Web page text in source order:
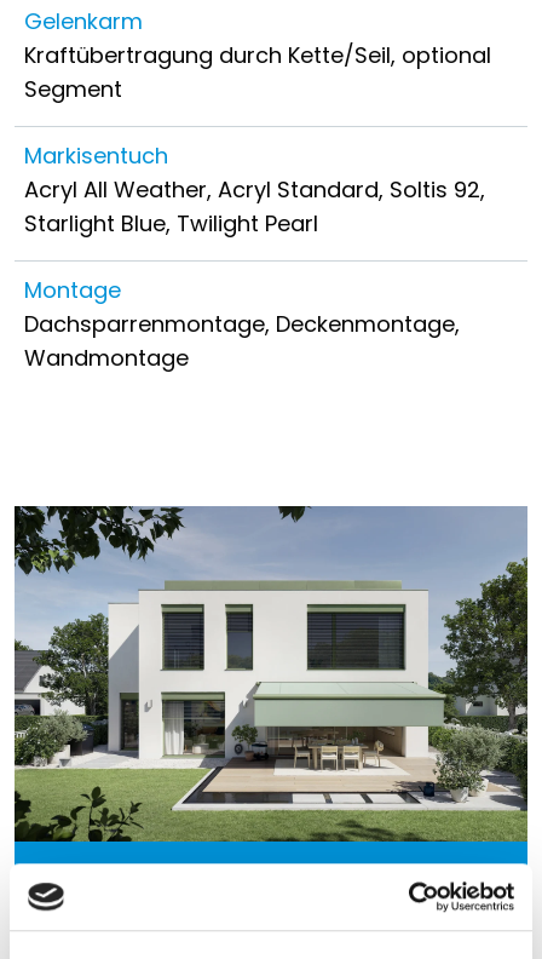
Gelenkarm
Kraftübertragung durch Kette/Seil, optional
Segment
Markisentuch
Acryl All Weather, Acryl Standard, Soltis 92,
Starlight Blue, Twilight Pearl
Montage
Dachsparrenmontage, Deckenmontage,
Wandmontage
Mit ihrer schattenspendenden
Wirkung schaffen Markisen einen